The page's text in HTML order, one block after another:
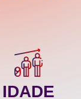
IDADE